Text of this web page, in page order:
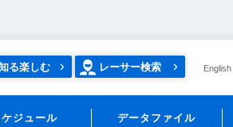
る楽しむ レーサー検索 English
ジュール データファイル